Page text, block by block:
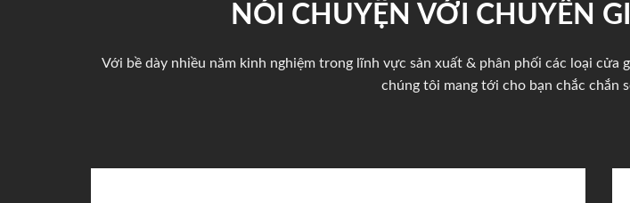
NÓI CHUYỆN VỚI CHUYÊN
Với bề dày nhiều năm kinh nghiệm trong lĩnh vực sản xuất & phân phối các loại
chúng tôi mang tới cho bạn chắc chắn